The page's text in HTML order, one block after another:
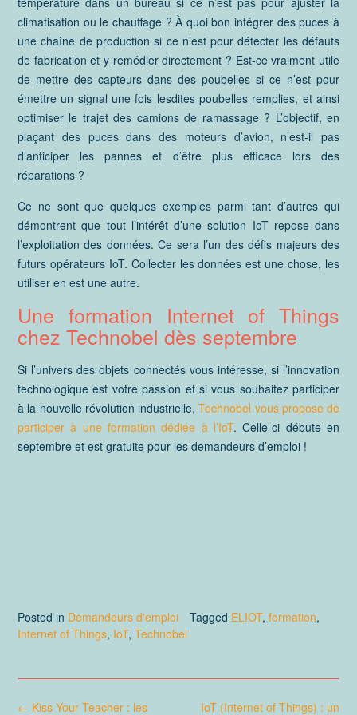
climatisation ou le chauffage ? À quoi bon intégrer des puces à
une chaîne de production si ce n’est pour détecter les défauts
de fabrication et y remédier directement ? Est-ce vraiment utile
de mettre des capteurs dans des poubelles si ce n’est pour
émettre un signal une fois lesdites poubelles remplies, et ainsi
optimiser le trajet des camions de ramassage ? L’objectif, en
plaçant des puces dans des moteurs d’avion, n’est-il pas
d’anticiper les pannes et d’être plus efficace lors des
réparations ?
Ce ne sont que quelques exemples parmi tant d’autres qui
démontrent que tout l’intérêt d’une solution IoT repose dans
l’exploitation des données. Ce sera l’un des défis majeurs des
futurs opérateurs IoT. Collecter les données est une chose, les
utiliser en est une autre.
Une formation Internet of Things
chez Technobel dès septembre
Si l’univers des objets connectés vous intéresse, si l’innovation
technologique est votre passion et si vous souhaitez participer
à la nouvelle révolution industrielle,Technobel vous propose de
participer à une formation dédiée à l’IoT. Celle-ci débute en
septembre et est gratuite pour les demandeurs d’emploi !
Posted in Demandeurs d'emploi Tagged ELIOT, formation,
Internet of Things, IoT, Technobel
Post
IoT (Internet of Things) : un
← Kiss Your Teacher : les